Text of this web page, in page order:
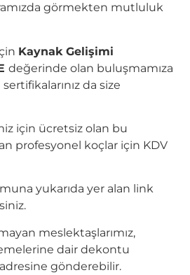
görmekten mutluluk
Kaynak Gelişimi
değerinde olan buluşmamıza
sertifikalarınız da size
için ücretsiz olan bu
profesyonel koçlar için KDV
yukarıda yer alan link
meslektaşlarımız,
dair dekontu
adresine gönderebilir.